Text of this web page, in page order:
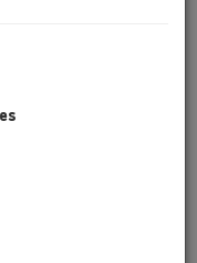
12:00
12:00